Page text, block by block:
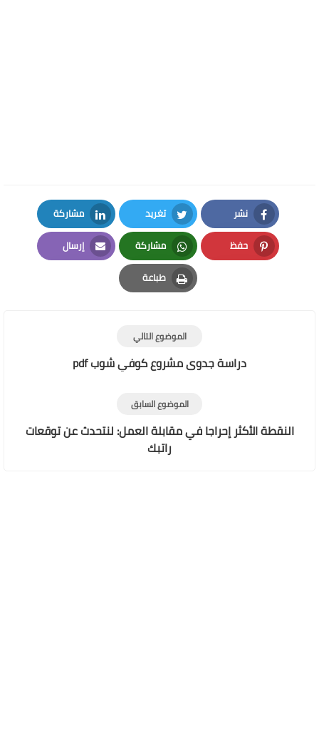
نشر
Facebook
تغريد
Twitter
مشاركة
LinkedIn
حفظ
Pinterest
مشاركة
Whatsapp
إرسال
Email
طباعة
Print
الموضوع التالي
دراسة جدوى مشروع كوفي شوب pdf
الموضوع السابق
النقطة الأكثر إحراجا في مقابلة العمل: لنتحدث عن توقعات
راتبك